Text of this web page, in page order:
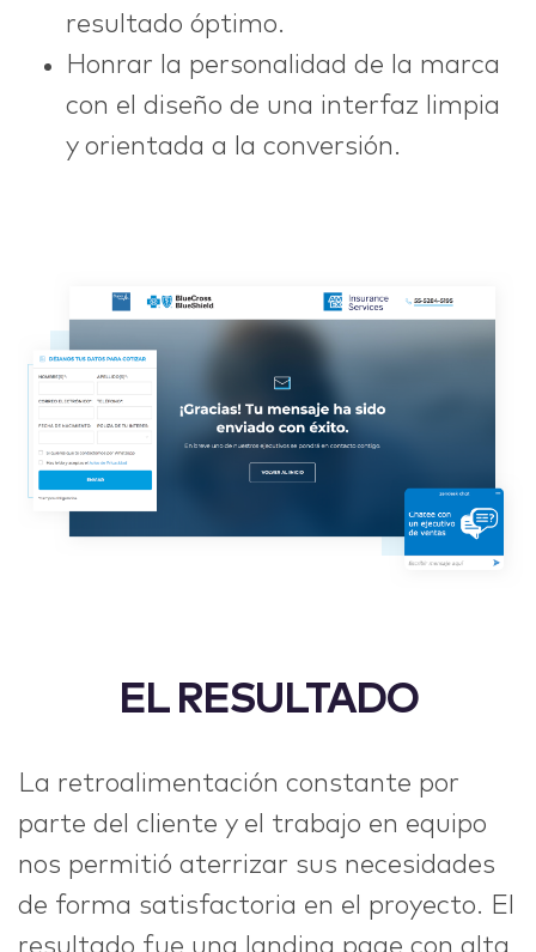
resultado óptimo.
Honrar la personalidad de la marca
con el diseño de una interfaz limpia
y orientada a la conversión.
EL RESULTADO
La retroalimentación constante por
parte del cliente y el trabajo en equipo
nos permitió aterrizar sus necesidades
de forma satisfactoria en el proyecto. El